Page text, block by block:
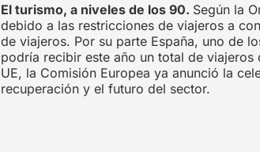
El turismo, a niveles de los 90. Según la
debido a las restricciones de viajeros a
de viajeros. Por su parte España, uno de
podría recibir este año un total de
UE, la Comisión Europea ya anunció la
recuperación y el futuro del sector.